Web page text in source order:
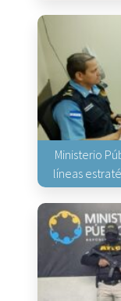
Ministerio
líneas